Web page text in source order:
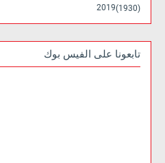
2019 (1930)
تابعونا على الفيس بوك